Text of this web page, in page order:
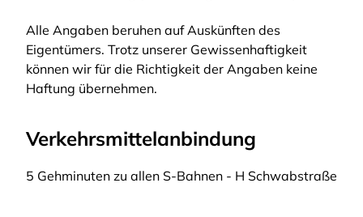
Alle Angaben beruhen auf Auskünften des
Eigentümers. Trotz unserer Gewissenhaftigkeit
können wir für die Richtigkeit der Angaben keine
Haftung übernehmen.
Verkehrsmittelanbindung
5 Gehminuten zu allen S-Bahnen - H Schwabstraße